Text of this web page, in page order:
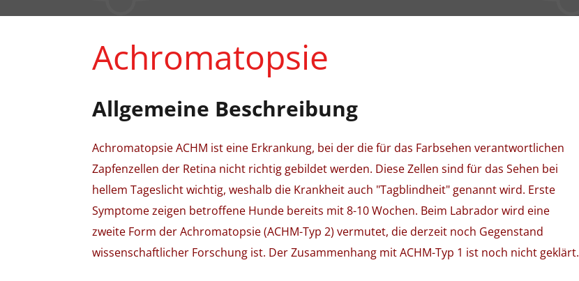
Achromatopsie
Allgemeine Beschreibung
Achromatopsie ACHM ist eine Erkrankung, bei der die für das Farbsehen verantwortlichen
Zapfenzellen der Retina nicht richtig gebildet werden. Diese Zellen sind für das Sehen bei
hellem Tageslicht wichtig, weshalb die Krankheit auch "Tagblindheit" genannt wird. Erste
Symptome zeigen betroffene Hunde bereits mit 8-10 Wochen. Beim Labrador wird eine
zweite Form der Achromatopsie (ACHM-Typ 2) vermutet, die derzeit noch Gegenstand
wissenschaftlicher Forschung ist. Der Zusammenhang mit ACHM-Typ 1 ist noch nicht geklärt.